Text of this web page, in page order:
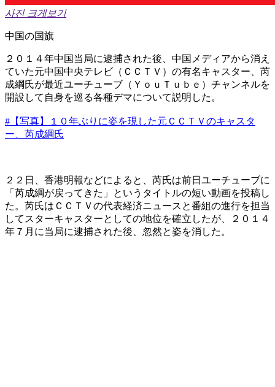
사진 크게보기
中国の国旗
２０１４年中国当局に逮捕された後、中国メディアから消え
ていた元中国中央テレビ（ＣＣＴＶ）の有名キャスター、芮
成綱氏が最近ユーチューブ（ＹｏｕＴｕｂｅ）チャンネルを
開設して自身を巡る各種デマについて説明した。
#【写真】１０年ぶりに姿を現した元ＣＣＴＶのキャスタ
ー、芮成綱氏
２２日、香港明報などによると、芮氏は前日ユーチューブに
「芮成綱が戻ってきた」というタイトルの短い動画を投稿し
た。芮氏はＣＣＴＶの代表経済ニュースと番組の進行を担当
してスターキャスターとしての地位を確立したが、２０１４
年７月に当局に逮捕された後、忽然と姿を消した。